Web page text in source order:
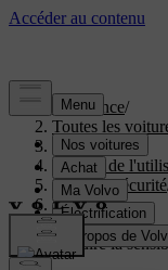
Assistance/
Toutes les
EC40 2027/
Manuel de
Accès et sécurité
Antivol/
Alarme/
Réduire la